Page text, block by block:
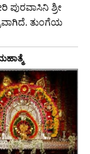
ಪುರವಾಸಿನಿ ಶ್ರೀ
ತುಂಗೆಯ